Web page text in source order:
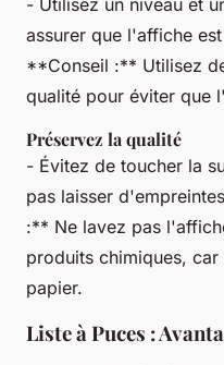
assurer que l'affiche
**Conseil :** Utilisez
qualité pour éviter que
Préservez la qualité
- Évitez de toucher la
pas laisser
:** Ne lavez pas
produits chimiques,
papier.
Liste à Puces :